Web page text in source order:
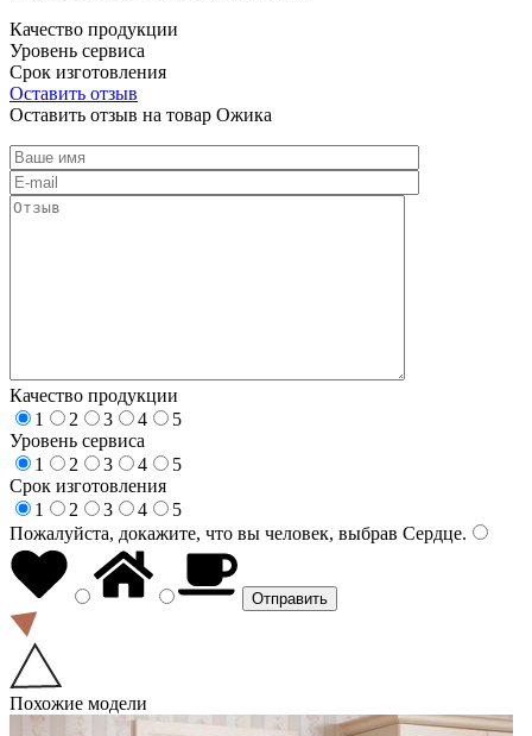
Качество продукции
Уровень сервиса
Срок изготовления
Оставить отзыв
Оставить отзыв на товар Ожика
Качество продукции
1
2 3 4
5
Уровень сервиса
1
2 3 4
5
Срок изготовления
1
2 3 4
5
Пожалуйста, докажите, что вы человек, выбрав Сердце.
Похожие модели